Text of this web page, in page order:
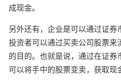
成现金。
另外还有，企业是可以通过证券
投资者可以通过买卖公司股票来
的目的。也就是说，通过在证
可以将手中的股票变卖，获取现